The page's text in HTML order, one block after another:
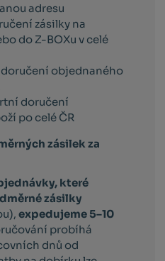
adresu
zásilky na
do Z-BOXu v celé
objednaného
doručení
po celé ČR
zásilek za
které
zásilky
expedujeme 5–10
probíhá
dnů od